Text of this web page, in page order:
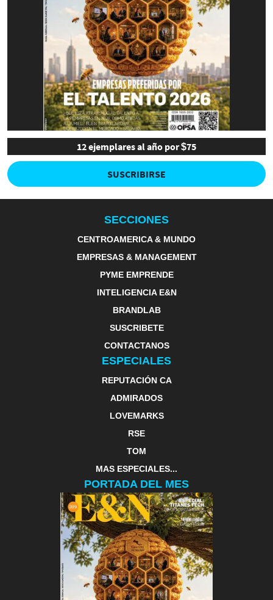
12 ejemplares al año por $75
SUSCRIBIRSE
SECCIONES
CENTROAMERICA & MUNDO
EMPRESAS & MANAGEMENT
PYME EMPRENDE
INTELIGENCIA E&N
BRANDLAB
SUSCRIBETE
CONTACTANOS
ESPECIALES
REPUTACIÓN CA
ADMIRADOS
LOVEMARKS
RSE
TOM
MAS ESPECIALES...
PORTADA DEL MES